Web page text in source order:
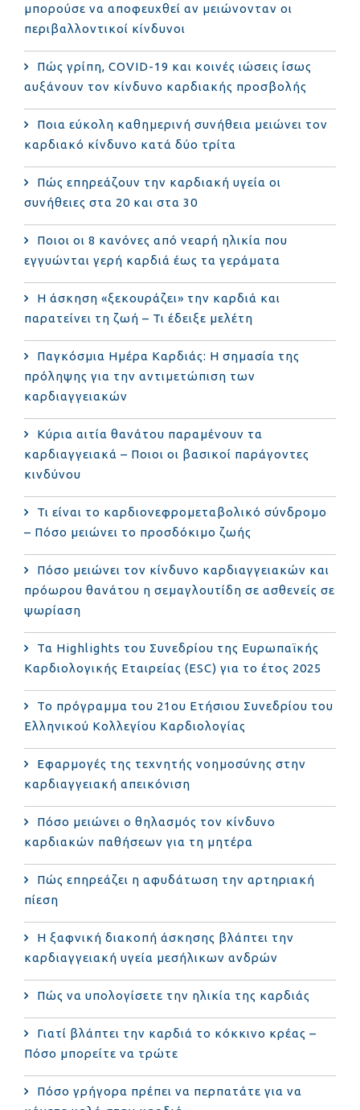
μπορούσε να αποφευχθεί αν μειώνονταν οι
περιβαλλοντικοί κίνδυνοι
Πώς γρίπη, COVID-19 και κοινές ιώσεις ίσως
αυξάνουν τον κίνδυνο καρδιακής προσβολής
Ποια εύκολη καθημερινή συνήθεια μειώνει τον
καρδιακό κίνδυνο κατά δύο τρίτα
Πώς επηρεάζουν την καρδιακή υγεία οι
συνήθειες στα 20 και στα 30
Ποιοι οι 8 κανόνες από νεαρή ηλικία που
εγγυώνται γερή καρδιά έως τα γεράματα
Η άσκηση «ξεκουράζει» την καρδιά και
παρατείνει τη ζωή – Τι έδειξε μελέτη
Παγκόσμια Ημέρα Καρδιάς: Η σημασία της
πρόληψης για την αντιμετώπιση των
καρδιαγγειακών
Κύρια αιτία θανάτου παραμένουν τα
καρδιαγγειακά – Ποιοι οι βασικοί παράγοντες
κινδύνου
Τι είναι το καρδιονεφρομεταβολικό σύνδρομο
– Πόσο μειώνει το προσδόκιμο ζωής
Πόσο μειώνει τον κίνδυνο καρδιαγγειακών και
πρόωρου θανάτου η σεμαγλουτίδη σε ασθενείς σε
ψωρίαση
Τα Highlights του Συνεδρίου της Ευρωπαϊκής
Καρδιολογικής Εταιρείας (ESC) για το έτος 2025
Το πρόγραμμα του 21ου Ετήσιου Συνεδρίου του
Ελληνικού Κολλεγίου Καρδιολογίας
Εφαρμογές της τεχνητής νοημοσύνης στην
καρδιαγγειακή απεικόνιση
Πόσο μειώνει ο θηλασμός τον κίνδυνο
καρδιακών παθήσεων για τη μητέρα
Πώς επηρεάζει η αφυδάτωση την αρτηριακή
πίεση
Η ξαφνική διακοπή άσκησης βλάπτει την
καρδιαγγειακή υγεία μεσήλικων ανδρών
Πώς να υπολογίσετε την ηλικία της καρδιάς
Γιατί βλάπτει την καρδιά το κόκκινο κρέας –
Πόσο μπορείτε να τρώτε
Πόσο γρήγορα πρέπει να περπατάτε για να